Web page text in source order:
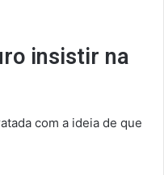
insistir na
com a ideia de que